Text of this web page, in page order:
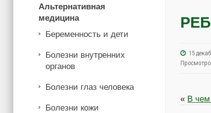
15
« В чем
Альтернативная
медицина
Беременность и дети
Болезни внутренних
органов
Болезни глаз человека
Болезни кожи